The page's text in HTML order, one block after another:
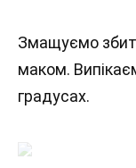
Змащуємо
маком.
градусах.